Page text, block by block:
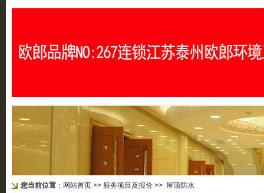
您当前位置 ： 网站首页 >> 服务项目及报价 >> 屋顶防水